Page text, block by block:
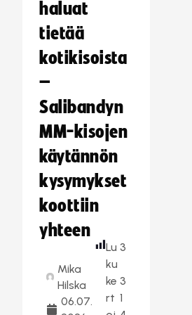
haluat
tietää
kotikisoista
–
Salibandyn
MM-kisojen
käytännön
kysymykset
koottiin
yhteen
Mika
Hilska
06.07.
Lu
ku
ke
rt
3
3
1